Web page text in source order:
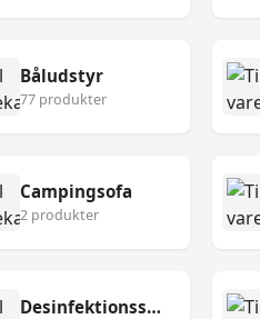
Båludstyr
77 produkter
Campingsofa
2 produkter
Desinfektionsservietter